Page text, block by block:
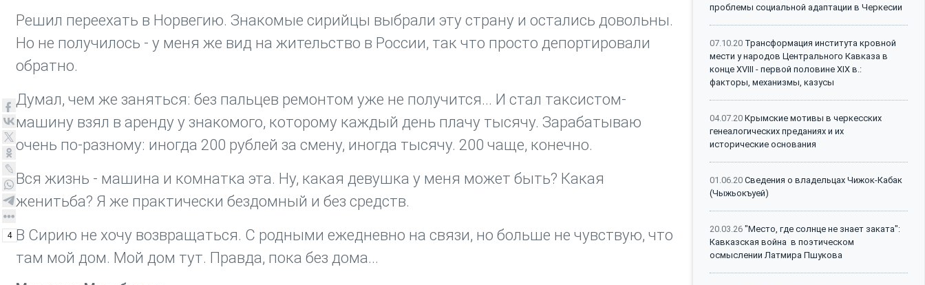
Решил переехать в Норвегию. Знакомые сирийцы выбрали эту страну и остались довольны.
Но не получилось - у меня же вид на жительство в России, так что просто депортировали
обратно.
Думал, чем же заняться: без пальцев ремонтом уже не получится... И стал таксистом-
машину взял в аренду у знакомого, которому каждый день плачу тысячу. Зарабатываю
очень по-разному: иногда 200 рублей за смену, иногда тысячу. 200 чаще, конечно.
Вся жизнь - машина и комнатка эта. Ну, какая девушка у меня может быть? Какая
женитьба? Я же практически бездомный и без средств.
В Сирию не хочу возвращаться. С родными ежедневно на связи, но больше не чувствую, что
там мой дом. Мой дом тут. Правда, пока без дома...
проблемы социальной адаптации в Черкесии
07.10.20 Трансформация института кровной
мести у народов Центрального Кавказа в
конце XVIII - первой половине XIX в.:
факторы, механизмы, казусы
04.07.20 Крымские мотивы в черкесских
генеалогических преданиях и их
исторические основания
01.06.20 Сведения о владельцах Чижок-Кабак
(Чыжьокъуей)
20.03.26 "Место, где солнце не знает заката":
Кавказская война в поэтическом
осмыслении Латмира Пшукова
4